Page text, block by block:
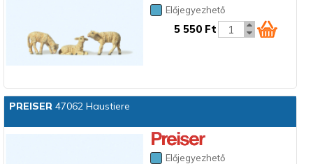
Előjegyezhető
5 550 Ft
PREISER47062 Haustiere
Előjegyezhető